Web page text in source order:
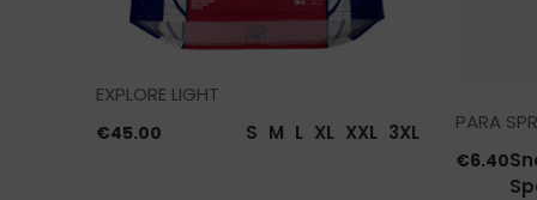
EXPLORE LIGHT
€45.00 S M L XL XXL 3XL PARA
€6.40